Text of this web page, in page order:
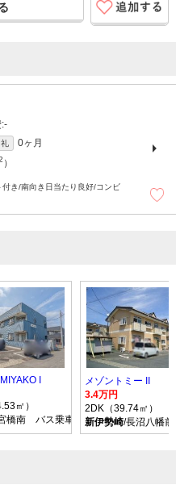
-
礼
0ヶ月
）
き/南向き日当たり良好/コンビ
I
㎡）
橋南 バス乗車時間60分 停歩7分
メゾントミー II
3.4万円
2DK（39.74㎡）
新伊勢崎/長沼八幡